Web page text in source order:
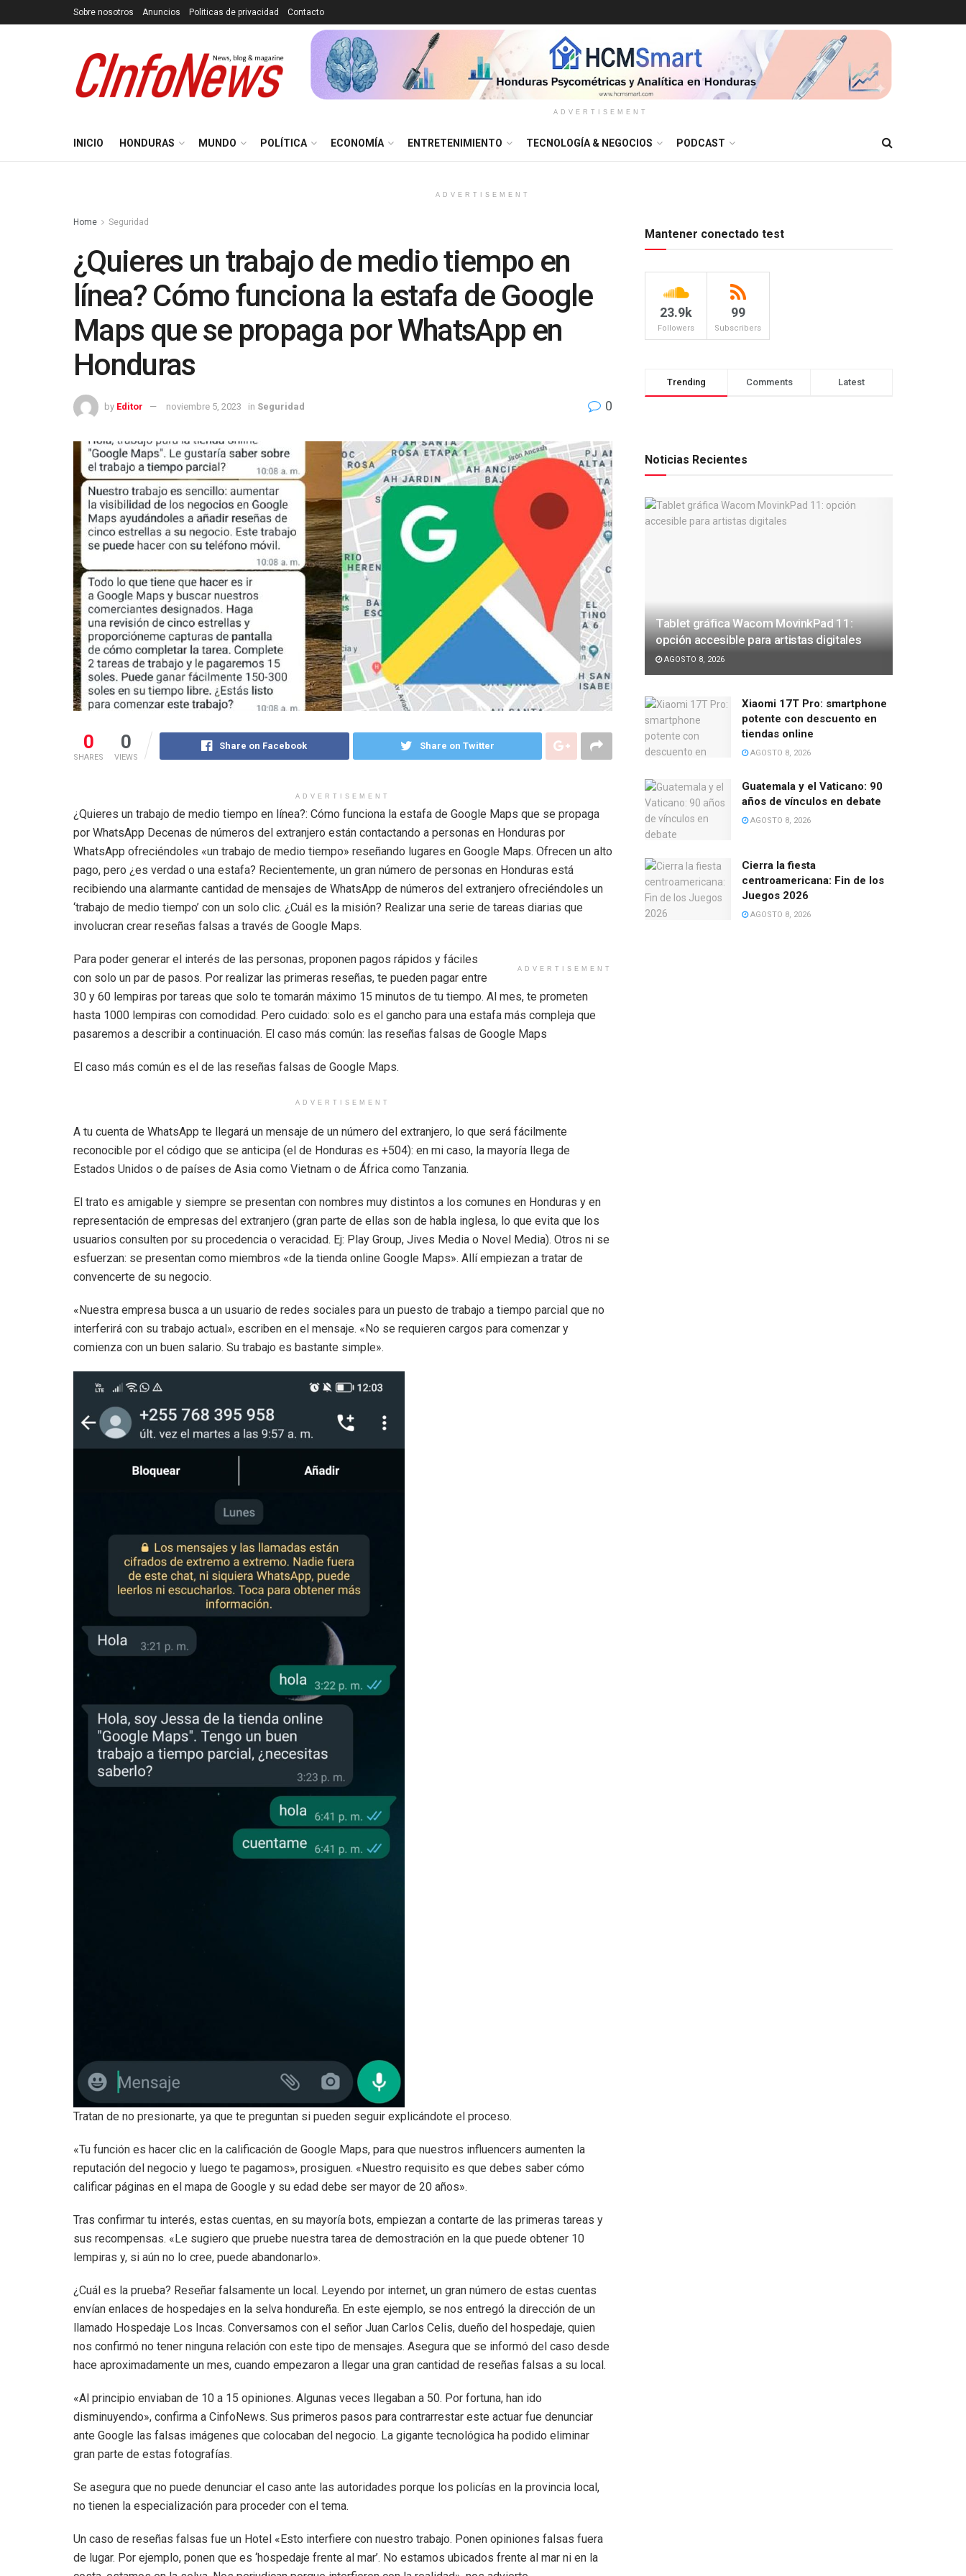
Sobre nosotros Anuncios Politicas de privacidad Contacto
ADVERTISEMENT
INICIO HONDURAS MUNDO POLÍTICA ECONOMÍA ENTRETENIMIENTO TECNOLOGÍA & NEGOCIOS PODCAST
ADVERTISEMENT
Home Seguridad
¿Quieres un trabajo de medio tiempo en
línea? Cómo funciona la estafa de Google
Maps que se propaga por WhatsApp en
Honduras
by Editor noviembre 5, 2023 in Seguridad 0
0
SHARES
0
VIEWS
Share on Facebook Share on Twitter
ADVERTISEMENT
¿Quieres un trabajo de medio tiempo en línea?: Cómo funciona la estafa de Google Maps que se propaga
por WhatsApp Decenas de números del extranjero están contactando a personas en Honduras por
WhatsApp ofreciéndoles «un trabajo de medio tiempo» reseñando lugares en Google Maps. Ofrecen un alto
pago, pero ¿es verdad o una estafa? Recientemente, un gran número de personas en Honduras está
recibiendo una alarmante cantidad de mensajes de WhatsApp de números del extranjero ofreciéndoles un
‘trabajo de medio tiempo’ con un solo clic. ¿Cuál es la misión? Realizar una serie de tareas diarias que
involucran crear reseñas falsas a través de Google Maps.
ADVERTISEMENT
Para poder generar el interés de las personas, proponen pagos rápidos y fáciles
con solo un par de pasos. Por realizar las primeras reseñas, te pueden pagar entre
30 y 60 lempiras por tareas que solo te tomarán máximo 15 minutos de tu tiempo. Al mes, te prometen
hasta 1000 lempiras con comodidad. Pero cuidado: solo es el gancho para una estafa más compleja que
pasaremos a describir a continuación. El caso más común: las reseñas falsas de Google Maps
El caso más común es el de las reseñas falsas de Google Maps.
ADVERTISEMENT
A tu cuenta de WhatsApp te llegará un mensaje de un número del extranjero, lo que será fácilmente
reconocible por el código que se anticipa (el de Honduras es +504): en mi caso, la mayoría llega de
Estados Unidos o de países de Asia como Vietnam o de África como Tanzania.
El trato es amigable y siempre se presentan con nombres muy distintos a los comunes en Honduras y en
representación de empresas del extranjero (gran parte de ellas son de habla inglesa, lo que evita que los
usuarios consulten por su procedencia o veracidad. Ej: Play Group, Jives Media o Novel Media). Otros ni se
esfuerzan: se presentan como miembros «de la tienda online Google Maps». Allí empiezan a tratar de
convencerte de su negocio.
«Nuestra empresa busca a un usuario de redes sociales para un puesto de trabajo a tiempo parcial que no
interferirá con su trabajo actual», escriben en el mensaje. «No se requieren cargos para comenzar y
comienza con un buen salario. Su trabajo es bastante simple».
Tratan de no presionarte, ya que te preguntan si pueden seguir explicándote el proceso.
«Tu función es hacer clic en la calificación de Google Maps, para que nuestros influencers aumenten la
reputación del negocio y luego te pagamos», prosiguen. «Nuestro requisito es que debes saber cómo
calificar páginas en el mapa de Google y su edad debe ser mayor de 20 años».
Tras confirmar tu interés, estas cuentas, en su mayoría bots, empiezan a contarte de las primeras tareas y
sus recompensas. «Le sugiero que pruebe nuestra tarea de demostración en la que puede obtener 10
lempiras y, si aún no lo cree, puede abandonarlo».
¿Cuál es la prueba? Reseñar falsamente un local. Leyendo por internet, un gran número de estas cuentas
envían enlaces de hospedajes en la selva hondureña. En este ejemplo, se nos entregó la dirección de un
llamado Hospedaje Los Incas. Conversamos con el señor Juan Carlos Celis, dueño del hospedaje, quien
nos confirmó no tener ninguna relación con este tipo de mensajes. Asegura que se informó del caso desde
hace aproximadamente un mes, cuando empezaron a llegar una gran cantidad de reseñas falsas a su local.
«Al principio enviaban de 10 a 15 opiniones. Algunas veces llegaban a 50. Por fortuna, han ido
disminuyendo», confirma a CinfoNews. Sus primeros pasos para contrarrestar este actuar fue denunciar
ante Google las falsas imágenes que colocaban del negocio. La gigante tecnológica ha podido eliminar
gran parte de estas fotografías.
Se asegura que no puede denunciar el caso ante las autoridades porque los policías en la provincia local,
no tienen la especialización para proceder con el tema.
Un caso de reseñas falsas fue un Hotel «Esto interfiere con nuestro trabajo. Ponen opiniones falsas fuera
de lugar. Por ejemplo, ponen que es ‘hospedaje frente al mar’. No estamos ubicados frente al mar ni en la
Mantener conectado test
23.9k
Followers
99
Subscribers
Trending Comments Latest
Noticias Recientes
Tablet gráfica Wacom MovinkPad 11:
opción accesible para artistas digitales
AGOSTO 8, 2026
Xiaomi 17T Pro: smartphone
potente con descuento en
tiendas online
AGOSTO 8, 2026
Guatemala y el Vaticano: 90
años de vínculos en debate
AGOSTO 8, 2026
Cierra la fiesta
centroamericana: Fin de los
Juegos 2026
AGOSTO 8, 2026